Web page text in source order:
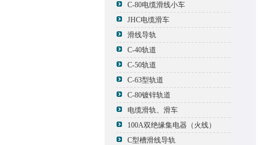
C-80电缆滑线小车
JHC电缆滑车
滑线导轨
C-40轨道
C-50轨道
C-63型轨道
C-80镀锌轨道
电缆滑轨、滑车
100A双绝缘集电器（火线）
C型槽滑线导轨